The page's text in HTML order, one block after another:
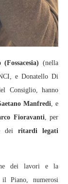
(Fossacesia) (nella
e Donatello Di
Consiglio, hanno
Manfredi , e
Fioravanti , per
dei ritardi legati
dei lavori e la
Piano, numerosi